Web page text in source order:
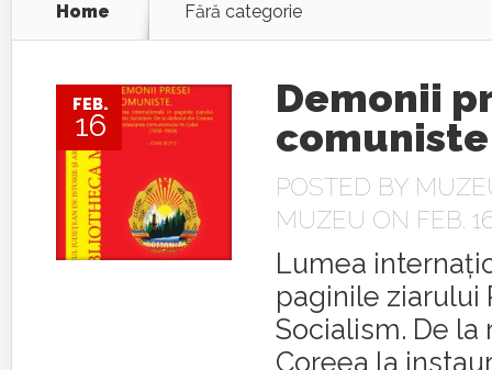
Home Fără categorie
FEB.
16
Demonii
comuniste
POSTED BY
MUZEU ON FEB.
Lumea
paginile ziarului
Socialism. De la
Coreea la